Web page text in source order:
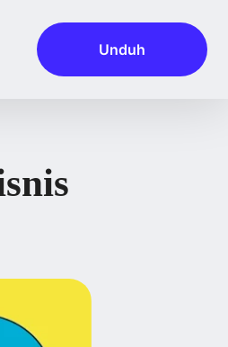
Unduh